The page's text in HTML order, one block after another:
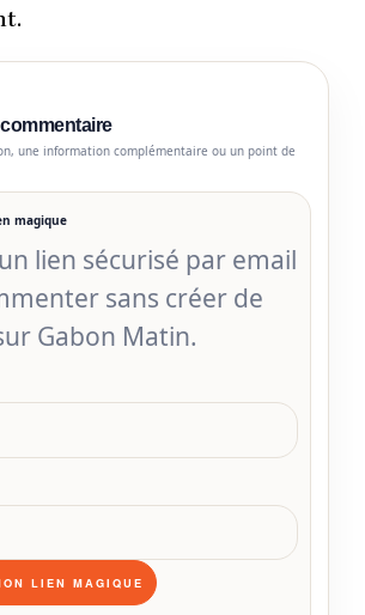
une information complémentaire ou un point de
magique
lien sécurisé par email
sans créer de
Gabon Matin.